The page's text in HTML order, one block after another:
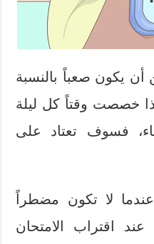
أن يكون صعباً بالنسبة
خصصت وقتاً كل ليلة
فسوف تعتاد على
لا تكون مضطراً
اقتراب الامتحان